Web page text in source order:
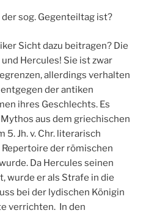
sog. Gegenteiltag ist?
Sicht dazu beitragen? Die
Hercules! Sie ist zwar
allerdings verhalten
der antiken
ihres Geschlechts. Es
aus dem griechischen
5. Jh. v. Chr. literarisch
der römischen
Da Hercules seinen
wurde er als Strafe in die
bei der lydischen Königin
verrichten. In den